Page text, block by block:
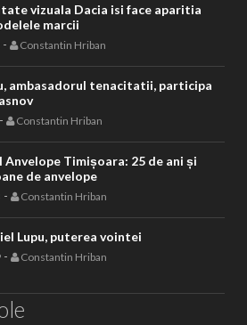
vizuala Dacia isi face aparitia
marcii
- Constantin Hriban
ambasadorul tenacitatii, participa
- Constantin Hriban
Timișoara: 25 de ani și
de anvelope
- Constantin Hriban
Lupu, puterea vointei
- Constantin Hriban